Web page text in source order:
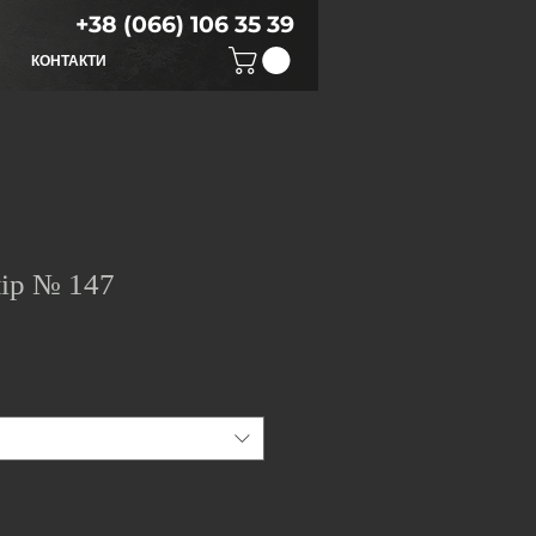
КОНТАКТИ
+38 (066) 106 35 39
№ 147